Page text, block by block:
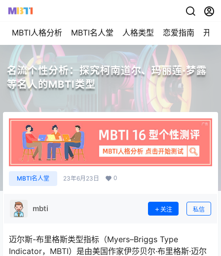
MBTI人格分析 MBTI名人堂 人格类型 恋爱指南 开始
名流个性分析：探究柯南道尔、玛丽莲·梦露
等名人的MBTI类型
MBTI名人堂 23年6月23日 0
mbti 关注 私信
迈尔斯-布里格斯类型指标（Myers–Briggs Type
Indicator，MBTI）是由美国作家伊莎贝尔·布里格斯·迈尔